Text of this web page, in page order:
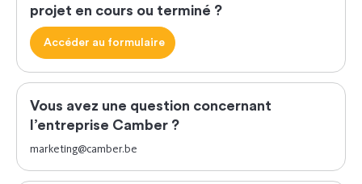
projet en cours ou terminé ?
Accéder au formulaire
Vous avez une question concernant
l’entreprise Camber ?
marketing@camber.be